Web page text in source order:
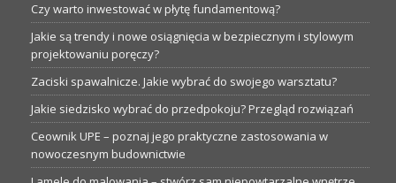
Czy warto inwestować w płytę fundamentową?
Jakie są trendy i nowe osiągnięcia w bezpiecznym i stylowym
projektowaniu poręczy?
Zaciski spawalnicze. Jakie wybrać do swojego warsztatu?
Jakie siedzisko wybrać do przedpokoju? Przegląd rozwiązań
Ceownik UPE – poznaj jego praktyczne zastosowania w
nowoczesnym budownictwie